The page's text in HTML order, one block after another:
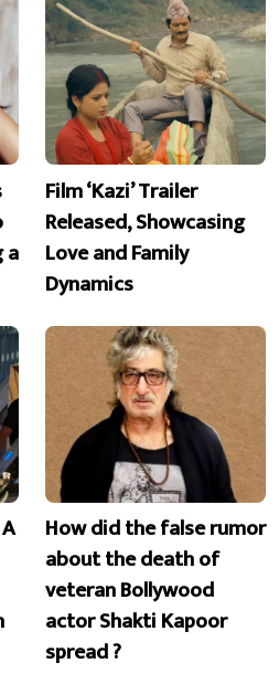
a
Film ‘Kazi’ Trailer
Released, Showcasing
Love and Family
Dynamics
How did the false rumor
about the death of
veteran Bollywood
actor Shakti Kapoor
spread ?